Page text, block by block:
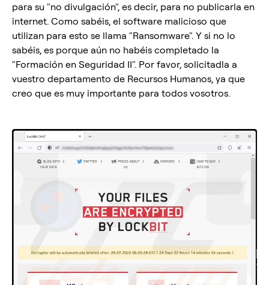
para su "no divulgación", es decir, para no publicarla en
internet. Como sabéis, el software malicioso que
utilizan para esto se llama "Ransomware". Y si no lo
sabéis, es porque aún no habéis completado la
"Formación en Seguridad II". Por favor, solicitadla a
vuestro departamento de Recursos Humanos, ya que
creo que es muy importante para todos vosotros.